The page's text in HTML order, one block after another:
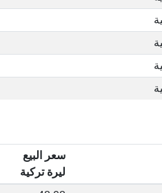
سعر البيع
ليرة تركية